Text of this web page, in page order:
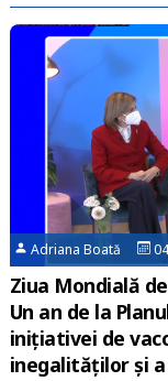
Adriana Boată
Ziua Mondială
Un an de la
inițiativei de
inegalităților și